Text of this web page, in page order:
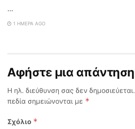
...
1 ΗΜΈΡΑ AGO
Αφήστε μια απάντηση
Η ηλ. διεύθυνση σας δεν δημοσιεύεται.
πεδία σημειώνονται με *
Σχόλιο *